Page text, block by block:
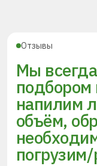
Отзывы
Мы
подбором
напилим
объём,